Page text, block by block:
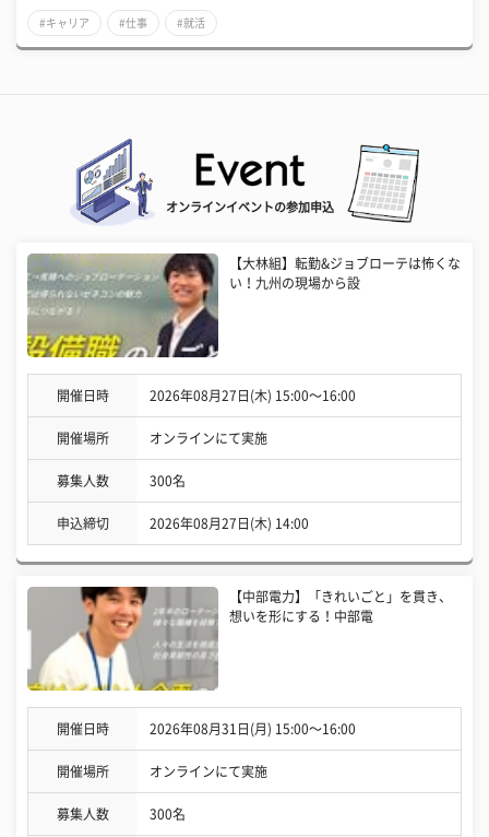
#キャリア #仕事 #就活
オンラインイベントの参加申込
【大林組】転勤&ジョブローテは怖くな
い！九州の現場から設
開催日時 2026年08月27日(木) 15:00〜16:00
開催場所 オンラインにて実施
募集人数 300名
申込締切 2026年08月27日(木) 14:00
【中部電力】「きれいごと」を貫き、
想いを形にする！中部電
開催日時 2026年08月31日(月) 15:00〜16:00
開催場所 オンラインにて実施
募集人数 300名